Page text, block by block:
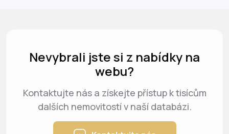
Nevybrali jste si z nabídky na
webu?
Kontaktujte nás a získejte přístup k tisícům
dalších nemovitostí v naší databázi.